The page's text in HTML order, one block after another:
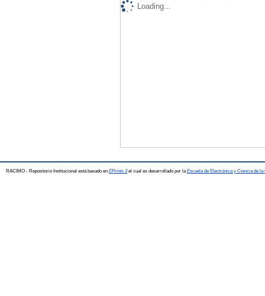
Loading...
RACIMO - Repositorio Institucional está basado en EPrints 3el cual es desarrollado por la Escuela de Electrónica y Ciencia de la